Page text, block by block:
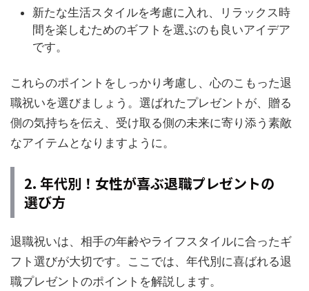
新たな生活スタイルを考慮に入れ、リラックス時
間を楽しむためのギフトを選ぶのも良いアイデア
です。
これらのポイントをしっかり考慮し、心のこもった退
職祝いを選びましょう。選ばれたプレゼントが、贈る
側の気持ちを伝え、受け取る側の未来に寄り添う素敵
なアイテムとなりますように。
2. 年代別！女性が喜ぶ退職プレゼントの
選び方
退職祝いは、相手の年齢やライフスタイルに合ったギ
フト選びが大切です。ここでは、年代別に喜ばれる退
職プレゼントのポイントを解説します。